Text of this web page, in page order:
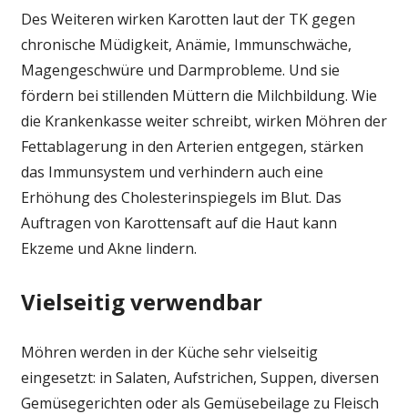
Des Weiteren wirken Karotten laut der TK gegen
chronische Müdigkeit, Anämie, Immunschwäche,
Magengeschwüre und Darmprobleme. Und sie
fördern bei stillenden Müttern die Milchbildung. Wie
die Krankenkasse weiter schreibt, wirken Möhren der
Fettablagerung in den Arterien entgegen, stärken
das Immunsystem und verhindern auch eine
Erhöhung des Cholesterinspiegels im Blut. Das
Auftragen von Karottensaft auf die Haut kann
Ekzeme und Akne lindern.
Vielseitig verwendbar
Möhren werden in der Küche sehr vielseitig
eingesetzt: in Salaten, Aufstrichen, Suppen, diversen
Gemüsegerichten oder als Gemüsebeilage zu Fleisch